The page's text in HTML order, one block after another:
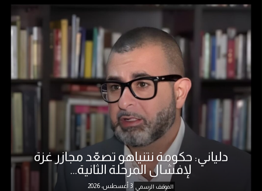
دلياني: حكومة نتنياهو تصعّد مجازر غزة
لإفشال المرحلة الثانية...
الموقف الرسمي 3 أغسطس، 2026